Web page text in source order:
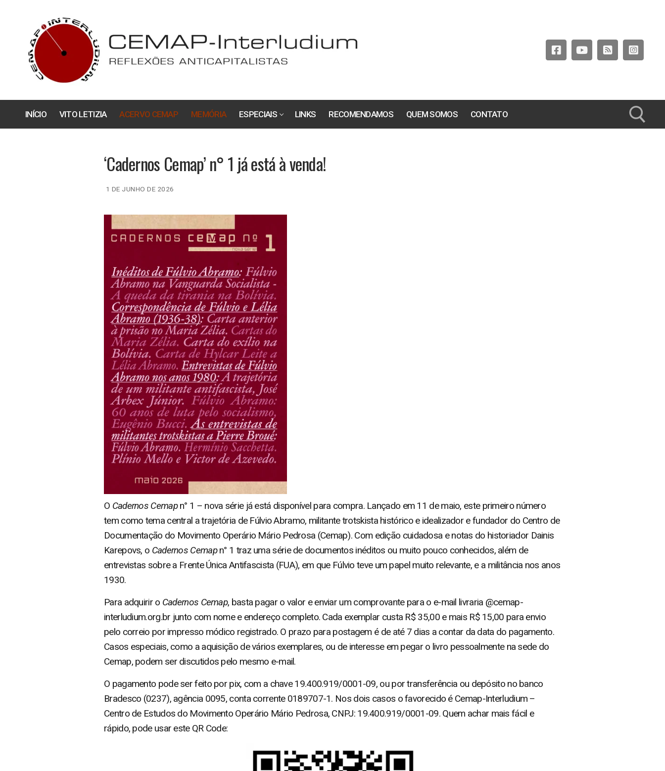
conteúdo
INÍCIO VITO LETIZIA ACERVO CEMAP MEMÓRIA ESPECIAIS LINKS RECOMENDAMOS QUEM SOMOS CONTATO
‘Cadernos Cemap’ n° 1 já está à venda!
1 DE JUNHO DE 2026
O Cadernos Cemapn° 1 – nova série já está disponível para compra. Lançado em 11 de maio, este primeiro número
tem como tema central a trajetória de Fúlvio Abramo, militante trotskista histórico e idealizador e fundador do Centro de
Documentação do Movimento Operário Mário Pedrosa (Cemap). Com edição cuidadosa e notas do historiador Dainis
Karepovs, o Cadernos Cemapn° 1 traz uma série de documentos inéditos ou muito pouco conhecidos, além de
entrevistas sobre a Frente Única Antifascista (FUA), em que Fúlvio teve um papel muito relevante, e a militância nos anos
1930.
Para adquirir o Cadernos Cemap, basta pagar o valor e enviar um comprovante para o e-mail livraria @cemap-
interludium.org.br junto com nome e endereço completo. Cada exemplar custa R$ 35,00 e mais R$ 15,00 para envio
pelo correio por impresso módico registrado. O prazo para postagem é de até 7 dias a contar da data do pagamento.
Casos especiais, como a aquisição de vários exemplares, ou de interesse em pegar o livro pessoalmente na sede do
Cemap, podem ser discutidos pelo mesmo e-mail.
O pagamento pode ser feito por pix, com a chave 19.400.919/0001-09, ou por transferência ou depósito no banco
Bradesco (0237), agência 0095, conta corrente 0189707-1. Nos dois casos o favorecido é Cemap-Interludium –
Centro de Estudos do Movimento Operário Mário Pedrosa, CNPJ: 19.400.919/0001-09. Quem achar mais fácil e
rápido, pode usar este QR Code: